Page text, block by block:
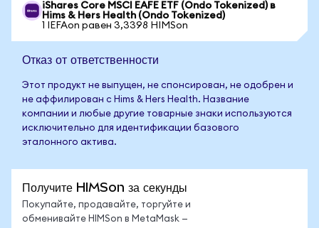
iShares Core MSCI EAFE ETF (Ondo Tokenized) в
Hims & Hers Health (Ondo Tokenized)
1 IEFAon равен 3,3398 HIMSon
Отказ от ответственности
Этот продукт не выпущен, не спонсирован, не одобрен и
не аффилирован с Hims & Hers Health. Название
компании и любые другие товарные знаки используются
исключительно для идентификации базового
эталонного актива.
Получите HIMSon за секунды
Покупайте, продавайте, торгуйте и
обменивайте HIMSon в MetaMask —